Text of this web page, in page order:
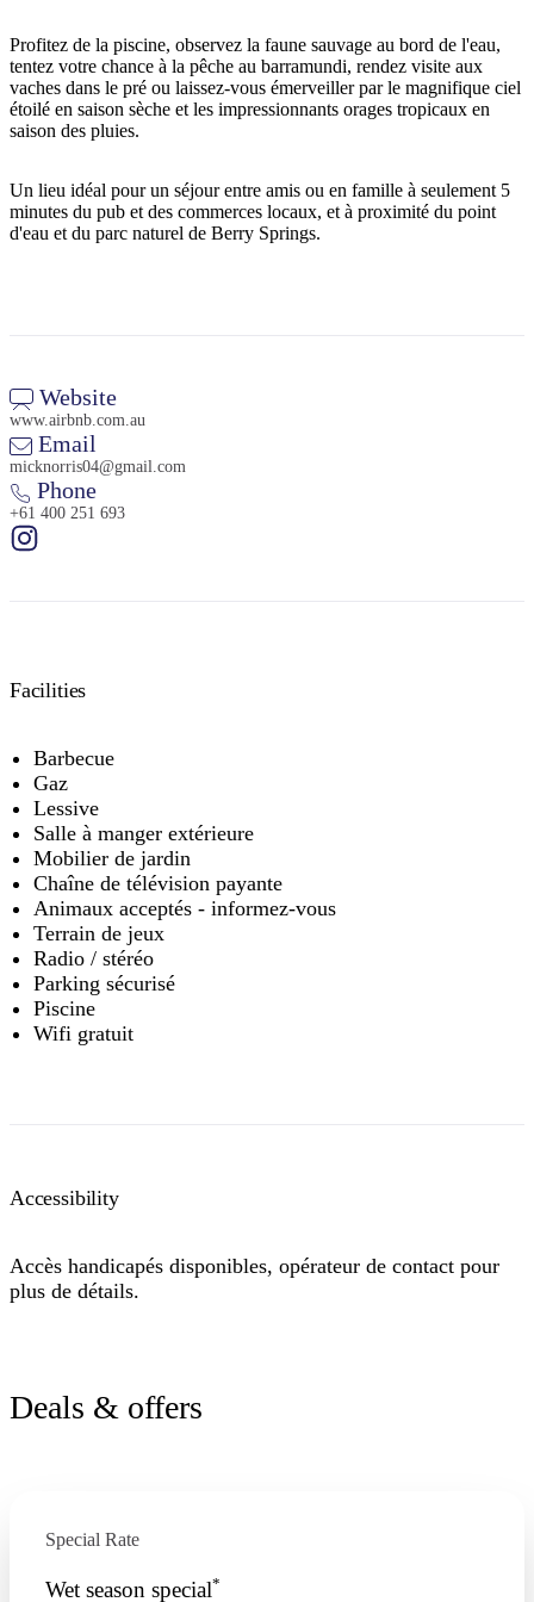
Rechercher:
Sign
up
Profitez de la piscine, observez la faune sauvage au bord de l'eau,
tentez votre chance à la pêche au barramundi, rendez visite aux
vaches dans le pré ou laissez-vous émerveiller par le magnifique ciel
étoilé en saison sèche et les impressionnants orages tropicaux en
saison des pluies.
Un lieu idéal pour un séjour entre amis ou en famille à seulement 5
minutes du pub et des commerces locaux, et à proximité du point
d'eau et du parc naturel de Berry Springs.
Website
www.airbnb.com.au
Email
micknorris04@gmail.com
Phone
+61 400 251 693
Facilities
Barbecue
Gaz
Lessive
Salle à manger extérieure
Mobilier de jardin
Chaîne de télévision payante
Animaux acceptés - informez-vous
Terrain de jeux
Radio / stéréo
Parking sécurisé
Piscine
Wifi gratuit
Accessibility
Accès handicapés disponibles, opérateur de contact pour
plus de détails.
Deals & offers
Special Rate
Wet season special*